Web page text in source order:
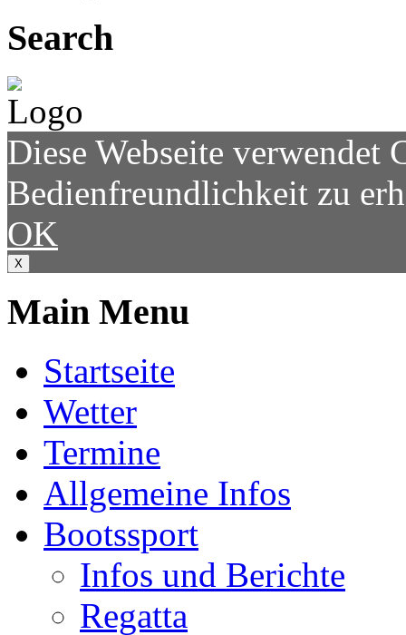
Search
Diese Webseite verwendet
Bedienfreundlichkeit zu
OK
X
Main Menu
Startseite
Wetter
Termine
Allgemeine Infos
Bootssport
Infos und Berichte
Regatta